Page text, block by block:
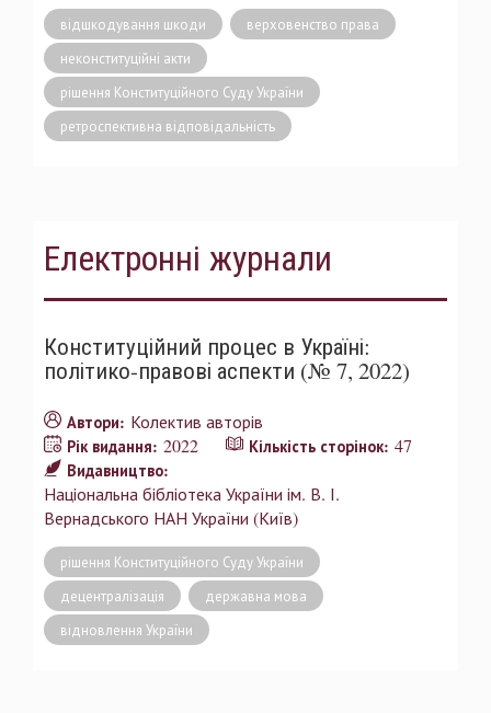
відшкодування шкоди
верховенство права
неконституційні акти
рішення Конституційного Суду України
ретроспективна відповідальність
Електронні журнали
Конституційний процес в Україні:
політико-правові аспекти (№ 7, 2022)
Автори: Колектив авторів
Рік видання: 2022 Кількість сторінок: 47
Видавництво:
Національна бібліотека України ім. В. І.
Вернадського НАН України (Київ)
рішення Конституційного Суду України
децентралізація
державна мова
відновлення України